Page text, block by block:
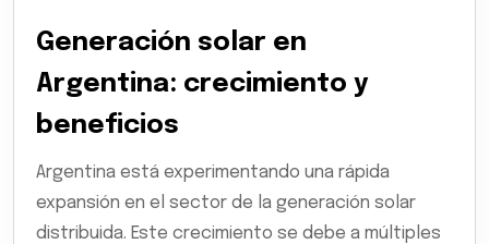
Generación solar en
Argentina: crecimiento y
beneficios
Argentina está experimentando una rápida
expansión en el sector de la generación solar
distribuida. Este crecimiento se debe a múltiples